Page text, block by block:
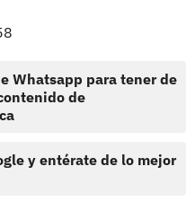
Whatsapp para tener de
de
y entérate de lo mejor